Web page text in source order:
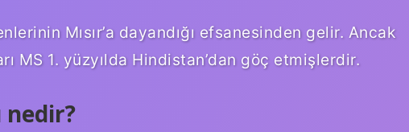
Mısır’a dayandığı efsanesinden gelir. Ancak
MS 1. yüzyılda Hindistan’dan göç etmişlerdir.
nedir?